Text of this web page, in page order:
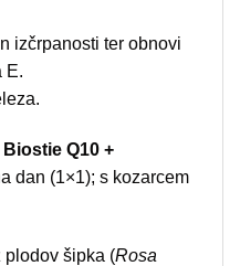
izčrpanosti ter obnovi
E.
Q10 +
dan (1×1); s kozarcem
plodov šipka (Rosa